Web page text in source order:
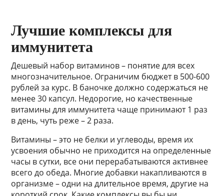
Лучшие комплексы для
иммунитета
Дешевый набор витаминов – понятие для всех
многозначительное. Ограничим бюджет в 500-600
рублей за курс. В баночке должно содержаться не
менее 30 капсул. Недорогие, но качественные
витамины для иммунитета чаще принимают 1 раз
в день, чуть реже – 2 раза.
Витамины – это не белки и углеводы, время их
усвоения обычно не приходится на определенные
часы в сутки, все они перерабатываются активнее
всего до обеда. Многие добавки накапливаются в
организме – одни на длительное время, другие на